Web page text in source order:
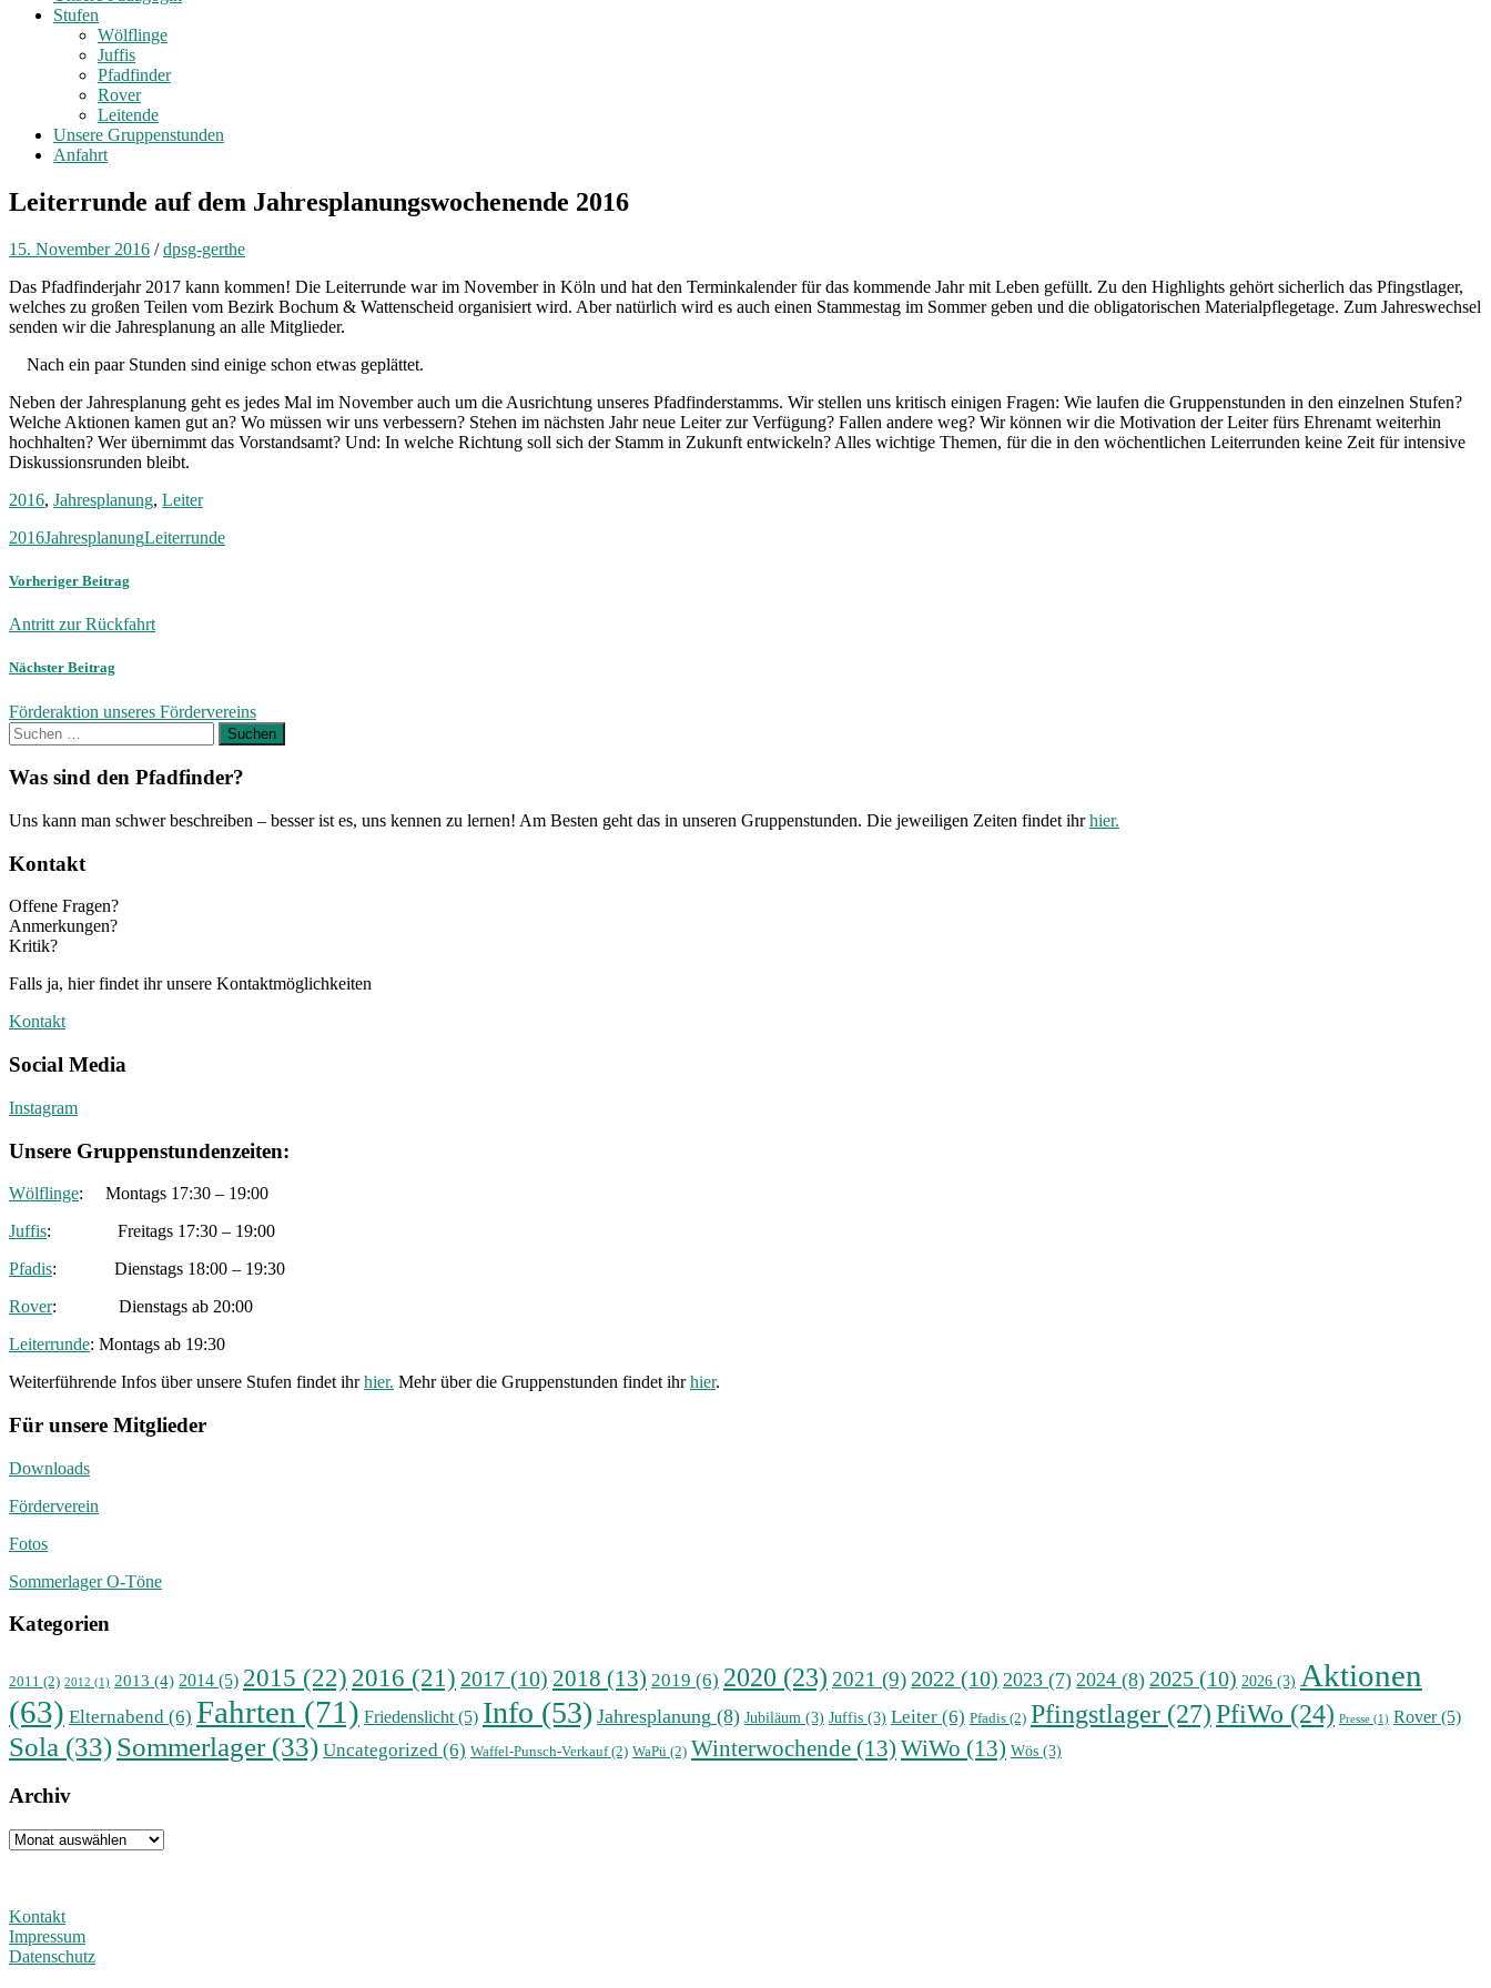
Stufen
Wölflinge
Juffis
Pfadfinder
Rover
Leitende
Unsere Gruppenstunden
Anfahrt
Leiterrunde auf dem Jahresplanungswochenende 2016
15. November 2016 /dpsg-gerthe
Das Pfadfinderjahr 2017 kann kommen! Die Leiterrunde war im November in Köln und hat den Terminkalender für das kommende Jahr mit Leben gefüllt. Zu den Highlights gehört sicherlich das Pfingstlager,
welches zu großen Teilen vom Bezirk Bochum & Wattenscheid organisiert wird. Aber natürlich wird es auch einen Stammestag im Sommer geben und die obligatorischen Materialpflegetage. Zum Jahreswechsel
senden wir die Jahresplanung an alle Mitglieder.
Nach ein paar Stunden sind einige schon etwas geplättet.
Neben der Jahresplanung geht es jedes Mal im November auch um die Ausrichtung unseres Pfadfinderstamms. Wir stellen uns kritisch einigen Fragen: Wie laufen die Gruppenstunden in den einzelnen Stufen?
Welche Aktionen kamen gut an? Wo müssen wir uns verbessern? Stehen im nächsten Jahr neue Leiter zur Verfügung? Fallen andere weg? Wir können wir die Motivation der Leiter fürs Ehrenamt weiterhin
hochhalten? Wer übernimmt das Vorstandsamt? Und: In welche Richtung soll sich der Stamm in Zukunft entwickeln? Alles wichtige Themen, für die in den wöchentlichen Leiterrunden keine Zeit für intensive
Diskussionsrunden bleibt.
2016, Jahresplanung, Leiter
2016JahresplanungLeiterrunde
Vorheriger Beitrag
Antritt zur Rückfahrt
Nächster Beitrag
Förderaktion unseres Fördervereins
Suchen
nach:
Was sind den Pfadfinder?
Uns kann man schwer beschreiben – besser ist es, uns kennen zu lernen! Am Besten geht das in unseren Gruppenstunden. Die jeweiligen Zeiten findet ihrhier.
Kontakt
Offene Fragen?
Anmerkungen?
Kritik?
Falls ja, hier findet ihr unsere Kontaktmöglichkeiten
Kontakt
Social Media
Instagram
Unsere Gruppenstundenzeiten:
Wölflinge: Montags 17:30 – 19:00
Juffis: Freitags 17:30 – 19:00
Pfadis: Dienstags 18:00 – 19:30
Rover: Dienstags ab 20:00
Leiterrunde: Montags ab 19:30
Weiterführende Infos über unsere Stufen findet ihrhier. Mehr über die Gruppenstunden findet ihrhier.
Für unsere Mitglieder
Downloads
Förderverein
Fotos
Sommerlager O-Töne
Kategorien
2011 (2) 2012 (1) 2013 (4) 2014 (5) 2015 (22) 2016 (21) 2017 (10) 2018 (13) 2019 (6) 2020 (23) 2021 (9) 2022 (10) 2023 (7) 2024 (8) 2025 (10) 2026 (3) Aktionen
(63) Elternabend (6) Fahrten (71) Friedenslicht(5) Info (53) Jahresplanung (8) Jubiläum (3) Juffis (3) Leiter (6) Pfadis (2) Pfingstlager (27)PfiWo (24) Presse (1) Rover(5)
Sola (33)Sommerlager(33) Uncategorized (6) Waffel-Punsch-Verkauf(2) WaPü (2) Winterwochende (13) WiWo (13) Wös (3)
Archiv
Archiv
Kontakt
Impressum
Datenschutz